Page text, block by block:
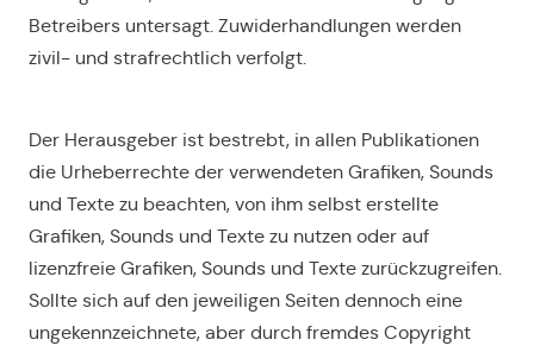
Betreibers untersagt. Zuwiderhandlungen werden
zivil- und strafrechtlich verfolgt.
Der Herausgeber ist bestrebt, in allen Publikationen
die Urheberrechte der verwendeten Grafiken, Sounds
und Texte zu beachten, von ihm selbst erstellte
Grafiken, Sounds und Texte zu nutzen oder auf
lizenzfreie Grafiken, Sounds und Texte zurückzugreifen.
Sollte sich auf den jeweiligen Seiten dennoch eine
ungekennzeichnete, aber durch fremdes Copyright